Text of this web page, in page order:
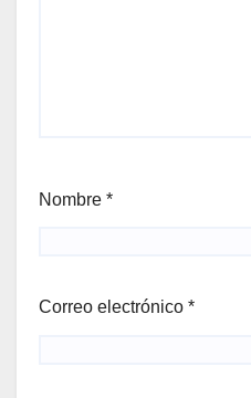
Nombre *
Correo electrónico *